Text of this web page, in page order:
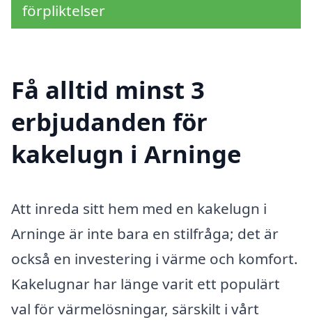
förpliktelser
Få alltid minst 3
erbjudanden för
kakelugn i Arninge
Att inreda sitt hem med en kakelugn i
Arninge är inte bara en stilfråga; det är
också en investering i värme och komfort.
Kakelugnar har länge varit ett populärt
val för värmelösningar, särskilt i vårt